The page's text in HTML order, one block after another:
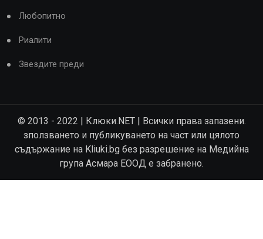
Любопитно
Риалити
Звездите преди
© 2013 - 2022 | Клюки.NET | Всички права запазени.
зползването и публикуването на част или цялото
съдържание на Kliuki.bg без разрешение на Медийна
група Асмара ЕООД е забранено.